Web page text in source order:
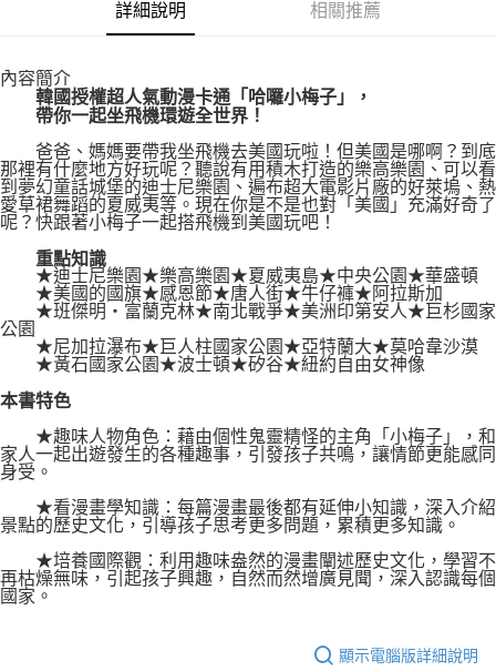
博客來商品配送方式
每筆NT$80，滿NT$1,000(含以上)免運費
詳細說明 相關推薦
內容簡介
韓國授權超人氣動漫卡通「哈囉小梅子」，
帶你一起坐飛機環遊全世界！
爸爸、媽媽要帶我坐飛機去美國玩啦！但美國是哪啊？到底
那裡有什麼地方好玩呢？聽說有用積木打造的樂高樂園、可以看
到夢幻童話城堡的迪士尼樂園、遍布超大電影片廠的好萊塢、熱
愛草裙舞蹈的夏威夷等。現在你是不是也對「美國」充滿好奇了
呢？快跟著小梅子一起搭飛機到美國玩吧！
重點知識
★迪士尼樂園★樂高樂園★夏威夷島★中央公園★華盛頓
★美國的國旗★感恩節★唐人街★牛仔褲★阿拉斯加
★班傑明‧富蘭克林★南北戰爭★美洲印第安人★巨杉國家
公園
★尼加拉瀑布★巨人柱國家公園★亞特蘭大★莫哈韋沙漠
★黃石國家公園★波士頓★矽谷★紐約自由女神像
本書特色
★趣味人物角色：藉由個性鬼靈精怪的主角「小梅子」，和
家人一起出遊發生的各種趣事，引發孩子共鳴，讓情節更能感同
身受。
★看漫畫學知識：每篇漫畫最後都有延伸小知識，深入介紹
景點的歷史文化，引導孩子思考更多問題，累積更多知識。
★培養國際觀：利用趣味盎然的漫畫闡述歷史文化，學習不
再枯燥無味，引起孩子興趣，自然而然增廣見聞，深入認識每個
國家。
顯示電腦版詳細說明